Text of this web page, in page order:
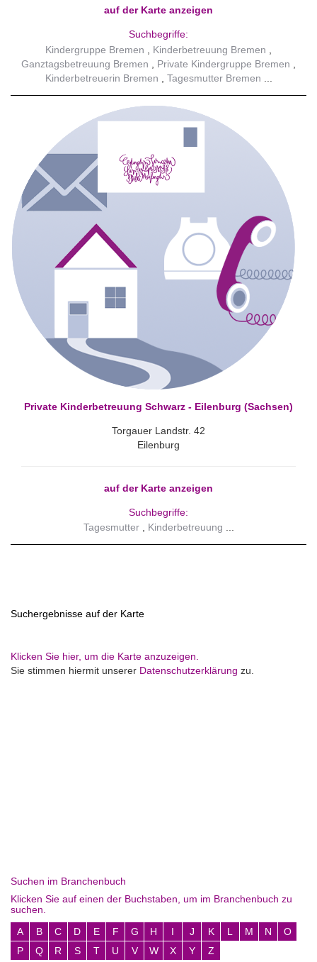
auf der Karte anzeigen
Suchbegriffe:
Kindergruppe Bremen
Kinderbetreuung Bremen
Ganztagsbetreuung Bremen
Private Kindergruppe Bremen
Kinderbetreuerin Bremen
Tagesmutter Bremen
Private Kinderbetreuung Schwarz - Eilenburg (Sachsen)
Torgauer Landstr. 42
Eilenburg
auf der Karte anzeigen
Suchbegriffe:
Tagesmutter
Kinderbetreuung
Suchergebnisse auf der Karte
Klicken Sie hier, um die Karte anzuzeigen.
Sie stimmen hiermit unserer Datenschutzerklärung zu.
Suchen im Branchenbuch
Klicken Sie auf einen der Buchstaben, um im Branchenbuch zu
suchen.
A
B C D E F G H I J K L M N
O
P
Q R S T U V W X Y Z